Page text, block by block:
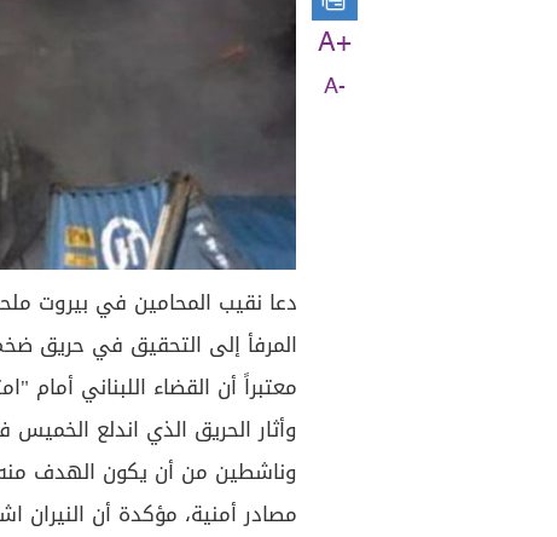
A+
A-
دعا نقيب المحامين في بيروت
المرفأ إلى التحقيق في حريق
معتبراً أن القضاء اللبناني أمام
وأثار الحريق الذي اندلع
وناشطين من أن يكون الهدف منه
مصادر أمنية، مؤكدة أن النيران